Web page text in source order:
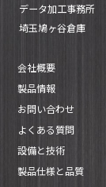
データ加工事務所
埼玉鳩ヶ谷倉庫
会社概要
製品情報
お問い合わせ
よくある質問
設備と技術
製品仕様と品質